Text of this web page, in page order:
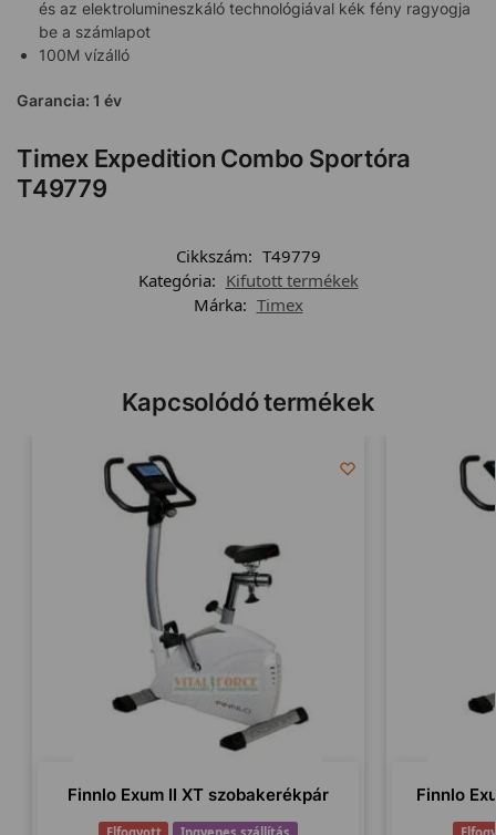
és az elektrolumineszkáló technológiával kék fény ragyogja
be a számlapot
100M vízálló
Garancia: 1 év
Timex Expedition Combo Sportóra
T49779
Cikkszám: T49779
Kategória: Kifutott termékek
Márka: Timex
Kapcsolódó termékek
Finnlo Exum II XT szobakerékpár Finnlo